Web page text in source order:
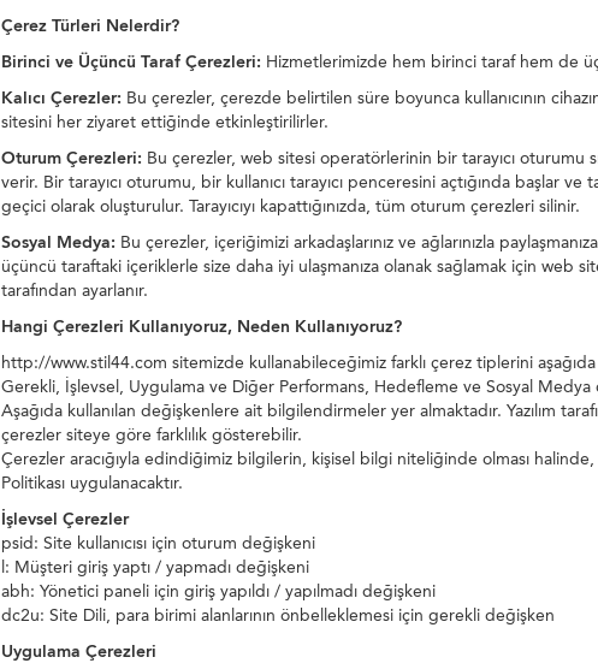
Çerez Türleri Nelerdir?
Birinci ve Üçüncü Taraf Çerezleri: Hizmetlerimizde hem birinci taraf hem de
Kalıcı Çerezler: Bu çerezler, çerezde belirtilen süre boyunca kullanıcının
sitesini her ziyaret ettiğinde etkinleştirilirler.
Oturum Çerezleri: Bu çerezler, web sitesi operatörlerinin bir tarayıcı oturumu
verir. Bir tarayıcı oturumu, bir kullanıcı tarayıcı penceresini açtığında başlar
geçici olarak oluşturulur. Tarayıcıyı kapattığınızda, tüm oturum çerezleri silinir.
Sosyal Medya: Bu çerezler, içeriğimizi arkadaşlarınız ve ağlarınızla
üçüncü taraftaki içeriklerle size daha iyi ulaşmanıza olanak sağlamak için web
tarafından ayarlanır.
Hangi Çerezleri Kullanıyoruz, Neden Kullanıyoruz?
http://www.stil44.com sitemizde kullanabileceğimiz farklı çerez tiplerini
Gerekli, İşlevsel, Uygulama ve Diğer Performans, Hedefleme ve Sosyal Medya
Aşağıda kullanılan değişkenlere ait bilgilendirmeler yer almaktadır. Yazılım
çerezler siteye göre farklılık gösterebilir.
Çerezler aracığıyla edindiğimiz bilgilerin, kişisel bilgi niteliğinde olması
Politikası uygulanacaktır.
İşlevsel Çerezler
psid: Site kullanıcısı için oturum değişkeni
l: Müşteri giriş yaptı / yapmadı değişkeni
abh: Yönetici paneli için giriş yapıldı / yapılmadı değişkeni
dc2u: Site Dili, para birimi alanlarının önbelleklemesi için gerekli değişken
Uygulama Çerezleri